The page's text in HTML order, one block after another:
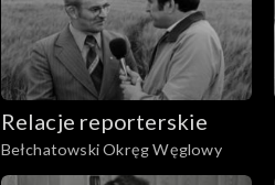
Relacje reporterskie
Bełchatowski Okręg Węglowy